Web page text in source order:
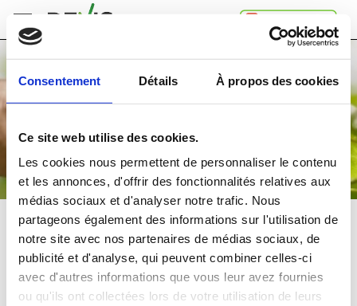
Consentement Détails À propos des cookies
Ce site web utilise des cookies.
Les cookies nous permettent de personnaliser le contenu
et les annonces, d'offrir des fonctionnalités relatives aux
médias sociaux et d'analyser notre trafic. Nous
partageons également des informations sur l'utilisation de
notre site avec nos partenaires de médias sociaux, de
publicité et d'analyse, qui peuvent combiner celles-ci
avec d'autres informations que vous leur avez fournies
ou qu'ils ont collectées lors de votre utilisation de leurs
Accueil
ça
A
propos
Devis.ch
SA
Contact
Espace
entreprises
Mentions
légales
ELAGAGE D'ARBRES
Comparezgratuitement
jusqu'à 4 devis
et choisissez lameilleure offre